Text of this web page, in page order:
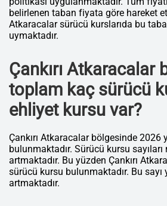
belirlenen taban fiyata göre hareket
Atkaracalar sürücü kurslarıda bu
uymaktadır.
Çankırı Atkaracalar
toplam kaç sürücü
ehliyet kursu var?
Çankırı Atkaracalar bölgesinde 2026
bulunmaktadır. Sürücü kursu
artmaktadır. Bu yüzden Çankırı
sürücü kursu bulunmaktadır. Bu sayı
artmaktadır.